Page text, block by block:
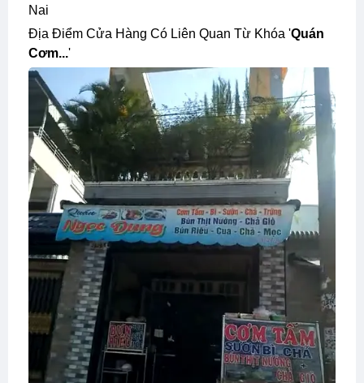
Nai
Địa Điểm Cửa Hàng Có Liên Quan Từ Khóa 'Quán
Cơm...'